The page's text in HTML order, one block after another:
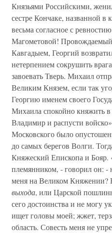
Князьями Российскими,
сестре Кончаке, названной
весьма согласное с
Магометовой!
Кавгадыем, Георгий
нетерпением сокрушить
завоевать Тверь. Михаил
Великим Князем, если так
Георгию именем своего
Михаила спокойно княжить в
Владимир и распусти
Московского было
до самых берегов Волги.
Княжеский Епископа и Бояр.
племянником, - говорил он: -
меня на Великом Княжении?
выхода, или Царской
сего достоинства и не могу
ищет головы моей; жжет,
область. Совесть меня не